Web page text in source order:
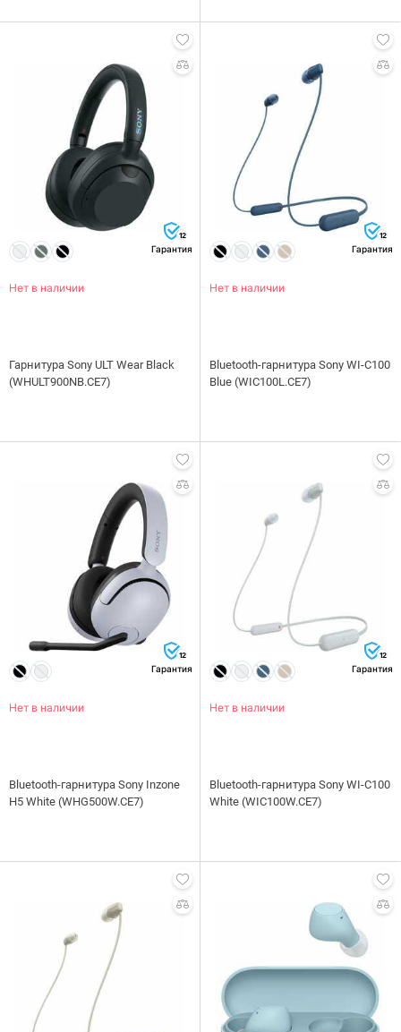
12
Гарантия
Нет в наличии
Гарнитура Sony ULT Wear Black
(WHULT900NB.CE7)
12
Гарантия
Нет в наличии
Bluetooth-гарнитура Sony WI-C100
Blue (WIC100L.CE7)
12
Гарантия
Нет в наличии
Bluetooth-гарнитура Sony Inzone
H5 White (WHG500W.CE7)
12
Гарантия
Нет в наличии
Bluetooth-гарнитура Sony WI-C100
White (WIC100W.CE7)